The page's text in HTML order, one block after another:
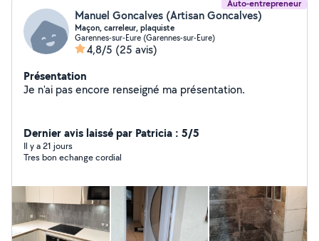
Auto-entrepreneur
Manuel Goncalves (Artisan Goncalves)
Maçon, carreleur, plaquiste
Garennes-sur-Eure (Garennes-sur-Eure)
4,8/5 (25 avis)
Présentation
Je n'ai pas encore renseigné ma présentation.
Dernier avis laissé par Patricia : 5/5
Il y a 21 jours
Tres bon echange cordial